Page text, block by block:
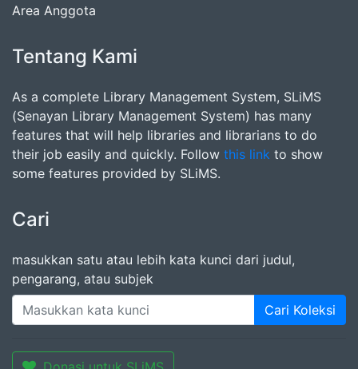
Area Anggota
Tentang Kami
As a complete Library Management System, SLiMS
(Senayan Library Management System) has many
features that will help libraries and librarians to do
their job easily and quickly. Follow this link to show
some features provided by SLiMS.
Cari
masukkan satu atau lebih kata kunci dari judul,
pengarang, atau subjek
Cari Koleksi